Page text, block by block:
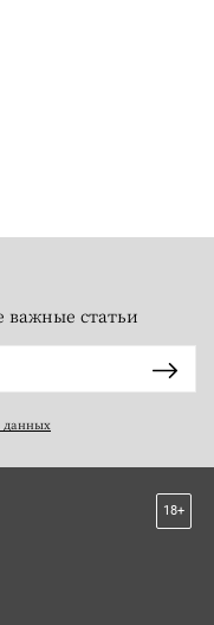
статьи
данных
18+